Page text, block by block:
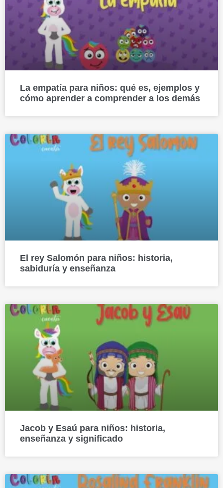
La empatía para niños: qué es, ejemplos y
cómo aprender a comprender a los demás
El rey Salomón para niños: historia,
sabiduría y enseñanza
Jacob y Esaú para niños: historia,
enseñanza y significado